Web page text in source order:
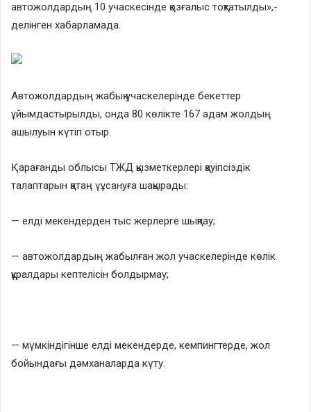
автожолдардың 10 учаскесінде қозғалыс тоқтатылды»,-
делінген хабарламада.
Автожолдардың жабық учаскелерінде бекеттер
ұйымдастырылды, онда 80 көлікте 167 адам жолдың
ашылуын күтіп отыр.
Қарағанды облысы ТЖД қызметкерлері қауіпсіздік
талаптарын қатаң үұсануға шақырады:
— елді мекендерден тыс жерлерге шықпау;
— автожолдардың жабылған жол учаскелерінде көлік
құралдары кептелісін болдырмау;
— мүмкіндігінше елді мекендерде, кемпингтерде, жол
бойындағы дәмханаларда күту.